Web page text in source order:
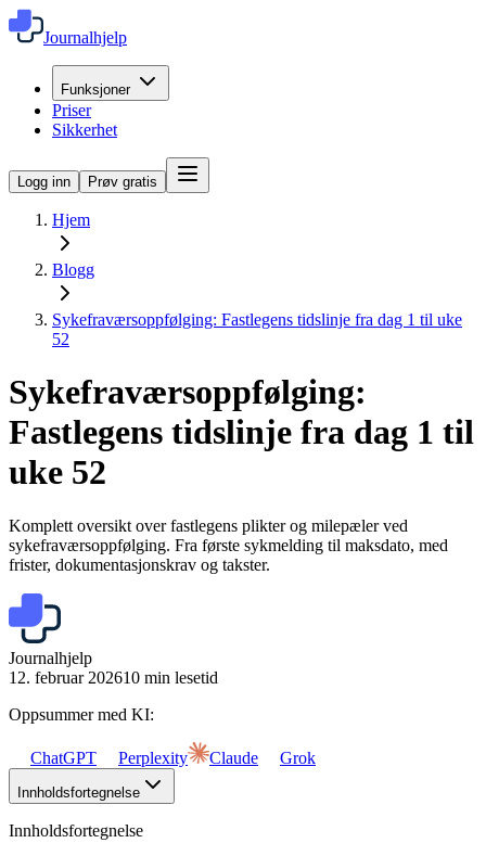
Journalhjelp
Funksjoner
Priser
Sikkerhet
Logg inn Prøv gratis
Hjem
Blogg
Sykefraværsoppfølging: Fastlegens tidslinje fra dag 1 til uke
52
Sykefraværsoppfølging:
Fastlegens tidslinje fra dag 1 til
uke 52
Komplett oversikt over fastlegens plikter og milepæler ved
sykefraværsoppfølging. Fra første sykmelding til maksdato, med
frister, dokumentasjonskrav og takster.
Journalhjelp
12. februar 202610 min lesetid
Oppsummer med KI:
ChatGPT Perplexity Claude Grok
Innholdsfortegnelse
Innholdsfortegnelse